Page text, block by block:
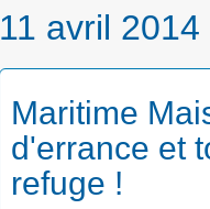
11 avril 2014
Maritime
d'errance et
refuge !